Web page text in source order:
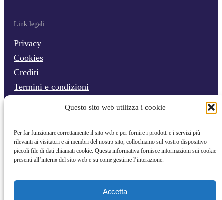
Questo sito web utilizza i cookie
Per far funzionare correttamente il sito web e per fornire i prodotti e i servizi più
rilevanti ai visitatori e ai membri del nostro sito, collochiamo sul vostro dispositivo
piccoli file di dati chiamati cookie. Questa informativa fornisce informazioni sui cookie
presenti all’interno del sito web e su come gestirne l’interazione.
Accetta
Link legali
Privacy
Cookies
Crediti
Termini e condizioni